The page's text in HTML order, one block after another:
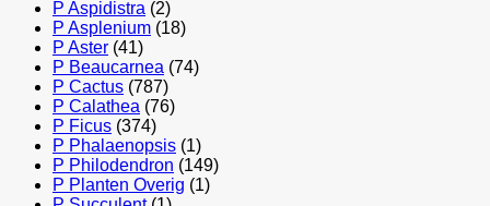
P Aspidistra (2)
P Asplenium (18)
P Aster (41)
P Beaucarnea (74)
P Cactus (787)
P Calathea (76)
P Ficus (374)
P Phalaenopsis (1)
P Philodendron (149)
P Planten Overig (1)